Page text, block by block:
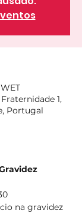
1,
Portugal
na gravidez